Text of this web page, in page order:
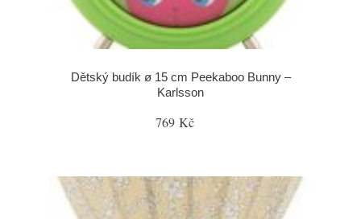
Dětský budík ø 15 cm Peekaboo Bunny –
Karlsson
769 Kč